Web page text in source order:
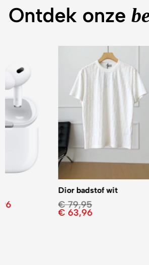
Ontdek onze
Dior badstof wit
€